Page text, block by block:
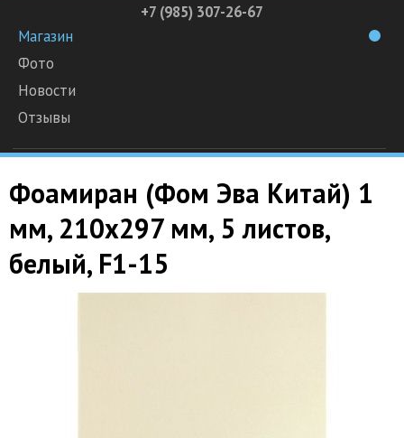
+7 (985) 307-26-67
Магазин
Фото
Новости
Отзывы
Фоамиран (Фом Эва Китай) 1
мм, 210х297 мм, 5 листов,
белый, F1-15